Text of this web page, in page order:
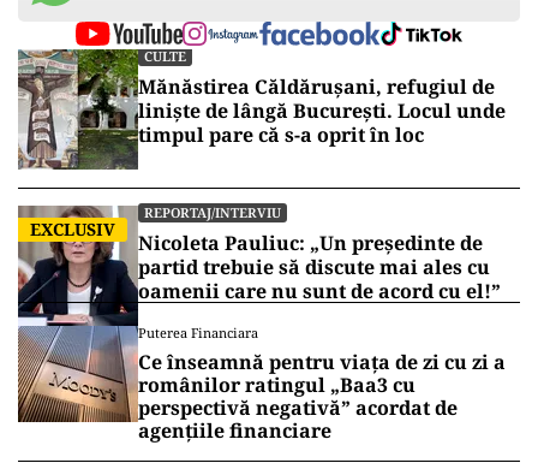
CULTE
Mănăstirea Căldărușani, refugiul de
liniște de lângă București. Locul unde
timpul pare că s-a oprit în loc
EXCLUSIV
REPORTAJ/INTERVIU
Nicoleta Pauliuc: „Un președinte de
partid trebuie să discute mai ales cu
oamenii care nu sunt de acord cu el!”
Puterea Financiara
Ce înseamnă pentru viața de zi cu zi a
românilor ratingul „Baa3 cu
perspectivă negativă” acordat de
agențiile financiare